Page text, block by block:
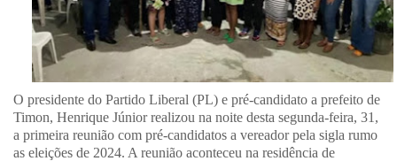
O presidente do Partido Liberal (PL) e pré-candidato a prefeito de
Timon, Henrique Júnior realizou na noite desta segunda-feira, 31,
a primeira reunião com pré-candidatos a vereador pela sigla rumo
as eleições de 2024. A reunião aconteceu na residência de